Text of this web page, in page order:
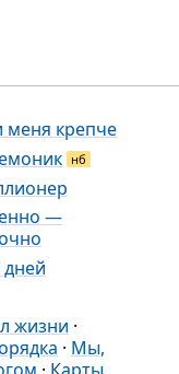
крепче
нб
—
жизни ·
· Мы,